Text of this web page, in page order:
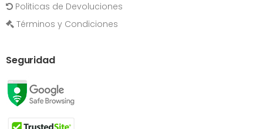
Politicas de Devoluciones
Términos y Condiciones
Seguridad